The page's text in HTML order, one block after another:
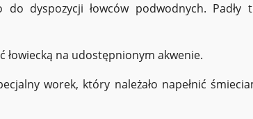
dyspozycji łowców podwodnych. Padły
łowiecką na udostępnionym akwenie.
worek, który należało napełnić